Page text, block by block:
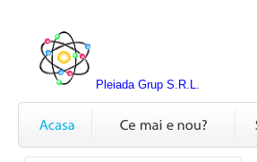
Pleiada Grup S.R.L.